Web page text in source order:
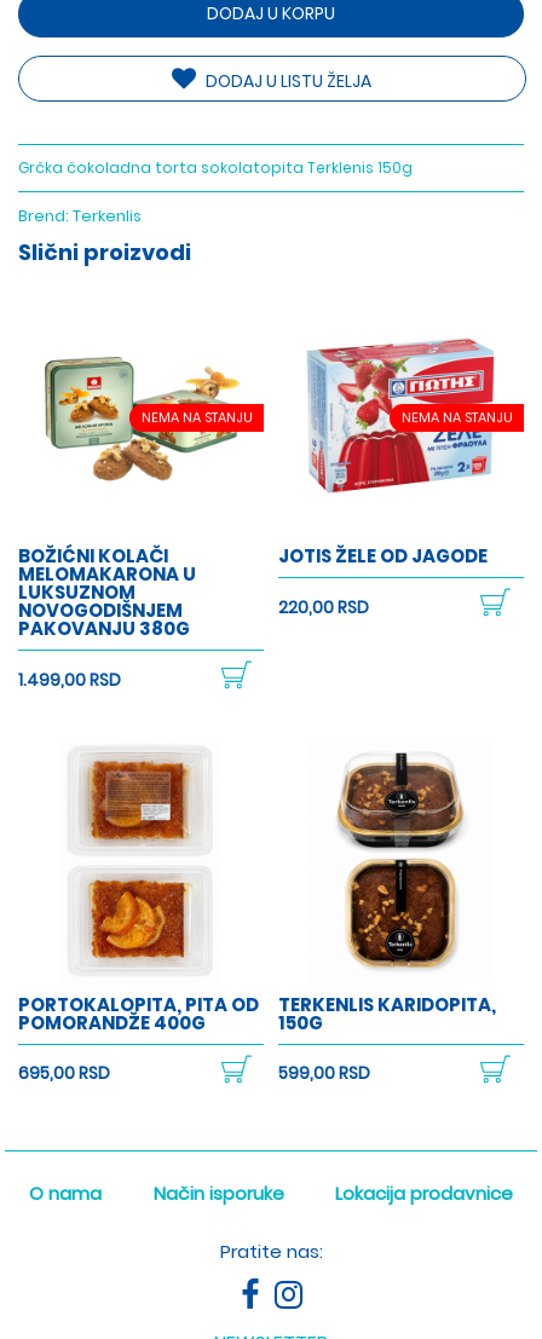
DODAJ U KORPU
DODAJ U LISTU ŽELJA
Grčka čokoladna torta sokolatopita Terklenis 150g
Brend:Terkenlis
Slični proizvodi
NEMA NA STANJU
BOŽIĆNI KOLAČI
MELOMAKARONA U
LUKSUZNOM
NOVOGODIŠNJEM
PAKOVANJU 380G
1.499,00 RSD
NEMA NA STANJU
JOTIS ŽELE OD JAGODE
220,00 RSD
PORTOKALOPITA, PITA OD
POMORANDŽE 400G
695,00 RSD
TERKENLIS KARIDOPITA,
150G
599,00 RSD
O nama Način isporuke Lokacija prodavnice
Pratite nas: